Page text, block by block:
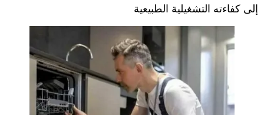
إلى كفاءته التشغيلية الطبيعية